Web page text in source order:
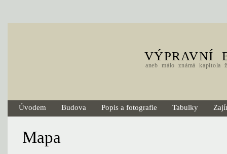
VÝPRAVNÍ
aneb málo známá kapitola
Úvodem Budova Popis a fotografie Tabulky
Mapa